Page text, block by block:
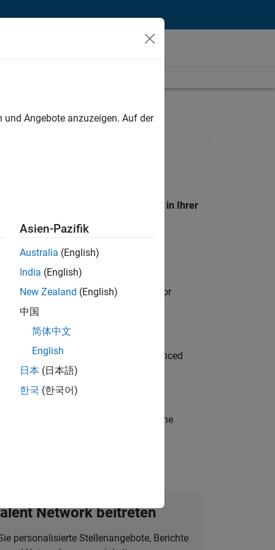
Standort, um alle Stellenangebote in Ihrer
MATLAB & Simulink workflows for
Energy technologies? Experienced
products and systems in the
Network beitreten
personalisierte Stellenangebote, Berichte
Angebote anzuzeigen. Auf der
Asien-Pazifik
Australia (English)
India (English)
New Zealand (English)
中国
简体中文
English
日本 (日本語)
한국 (한국어)